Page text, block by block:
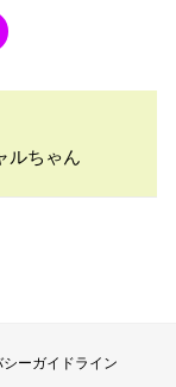
ルちゃん
プ
ーガイドライン